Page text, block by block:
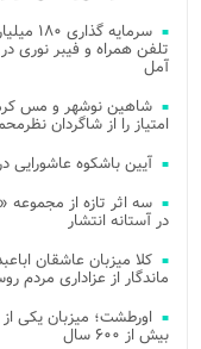
آمل
شاهین نوشهر و مس
امتیاز را از شاگردان
آیین باشکوه عاشورایی
سه اثر تازه از مجموعه
در آستانه انتشار
کلا میزبان عاشقان
ماندگار از عزاداری مردم
اورطشت؛ میزبان یکی
بیش از ۶۰۰ سال